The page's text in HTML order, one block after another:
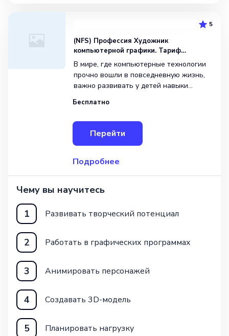
5
(NFS) Профессия Художник
компьютерной графики. Тариф
Оптимальный. Вводный курс
В мире, где компьютерные технологии
прочно вошли в повседневную жизнь,
важно развивать у детей навыки
возраста. Если ваш ребенок увлечен
фильмы и компьютерные игры,
то дистанционная авторская программа
Бесплатно
Перейти
Подробнее
Чему вы научитесь
1
Развивать творческий потенциал
2 Работать в графических программах
3 Анимировать персонажей
4 Создавать 3D-модель
5 Планировать нагрузку